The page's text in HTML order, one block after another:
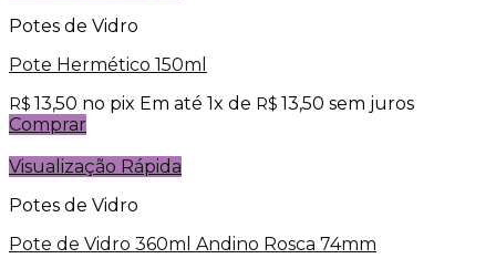
Potes de Vidro
Pote Hermético 150ml
R$ 13,50 no pix Em até 1x de R$ 13,50 sem juros
Comprar
Visualização Rápida
Potes de Vidro
Pote de Vidro 360ml Andino Rosca 74mm